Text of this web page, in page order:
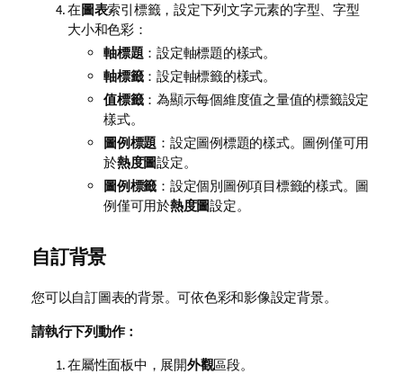
在圖表索引標籤，設定下列文字元素的字型、字型
大小和色彩：
軸標題 ：設定軸標題的樣式。
軸標籤：設定軸標籤的樣式。
值標籤：為顯示每個維度值之量值的標籤設定
樣式。
圖例標題 ：設定圖例標題的樣式。圖例僅可用
於熱度圖設定。
圖例標籤 ：設定個別圖例項目標籤的樣式。圖
例僅可用於熱度圖設定。
自訂背景
您可以自訂圖表的背景。可依色彩和影像設定背景。
請執行下列動作：
在屬性面板中，展開外觀區段。